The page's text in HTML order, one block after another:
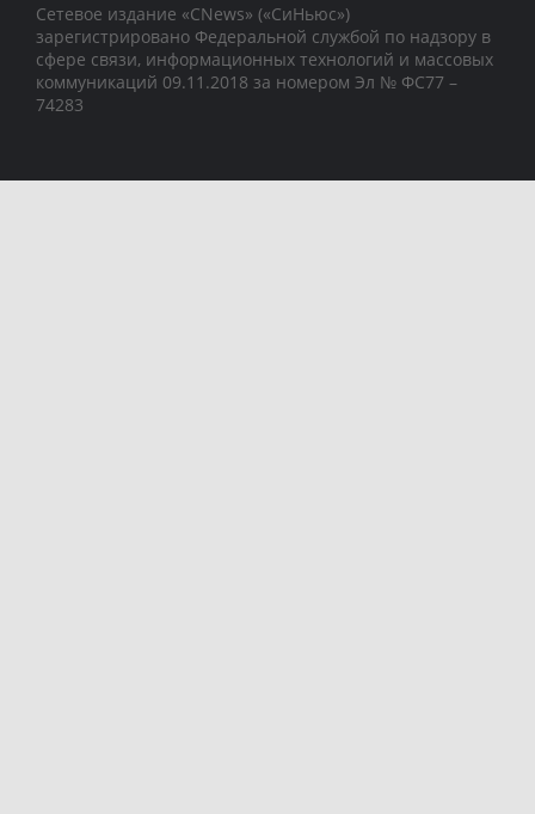
Сетевое издание «CNews» («СиНьюс»)
зарегистрировано Федеральной службой по надзору в
сфере связи, информационных технологий и массовых
коммуникаций 09.11.2018 за номером Эл № ФС77 –
74283